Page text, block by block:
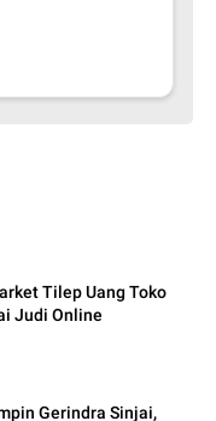
Tilep Uang Toko
Judi Online
Gerindra Sinjai,